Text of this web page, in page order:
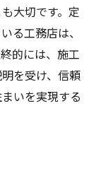
大切です。定
る工務店は、
的には、施工
を受け、信頼
いを実現する